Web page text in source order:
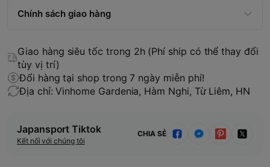
Chính sách giao hàng
Giao hàng siêu tốc trong 2h (Phí ship có thể thay đổi
tùy vị trí)
Đổi hàng tại shop trong 7 ngày miễn phí!
Địa chỉ: Vinhome Gardenia, Hàm Nghi, Từ Liêm, HN
Japansport Tiktok
Kết nối với chúng tôi
CHIA SẺ